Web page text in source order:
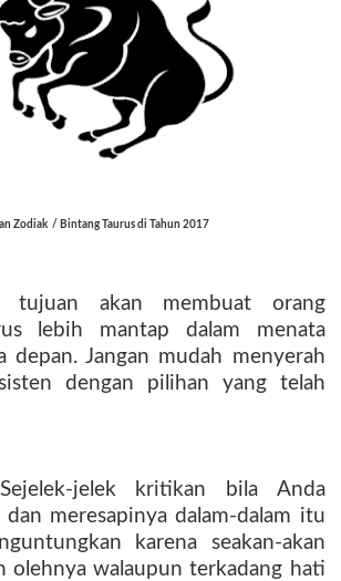
Zodiak / Bintang Taurus di Tahun 2017
tujuan akan membuat orang
lebih mantap dalam menata
depan. Jangan mudah menyerah
dengan pilihan yang telah
jelek kritikan bila Anda
meresapinya dalam-dalam itu
karena seakan-akan
olehnya walaupun terkadang hati